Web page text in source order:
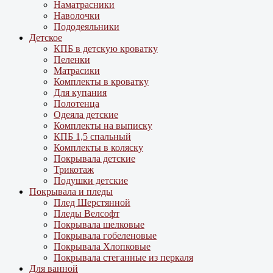
Наматрасники
Наволочки
Пододеяльники
Детское
КПБ в детскую кроватку
Пеленки
Матрасики
Комплекты в кроватку
Для купания
Полотенца
Одеяла детские
Комплекты на выписку
КПБ 1,5 спальный
Комплекты в коляску
Покрывала детские
Трикотаж
Подушки детские
Покрывала и пледы
Плед Шерстянной
Пледы Велсофт
Покрывала шелковые
Покрывала гобеленовые
Покрывала Хлопковые
Покрывала стеганные из перкаля
Для ванной